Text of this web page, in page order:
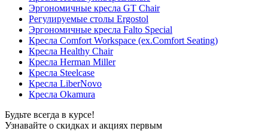
Эргономичные кресла GT Chair
Регулируемые столы Ergostol
Эргономичные кресла Falto Special
Кресла Comfort Workspace (ex.Comfort Seating)
Кресла Healthy Chair
Кресла Herman Miller
Кресла Steelcase
Кресла LiberNovo
Кресла Okamura
Будьте всегда в курсе!
Узнавайте о скидках и акциях первым